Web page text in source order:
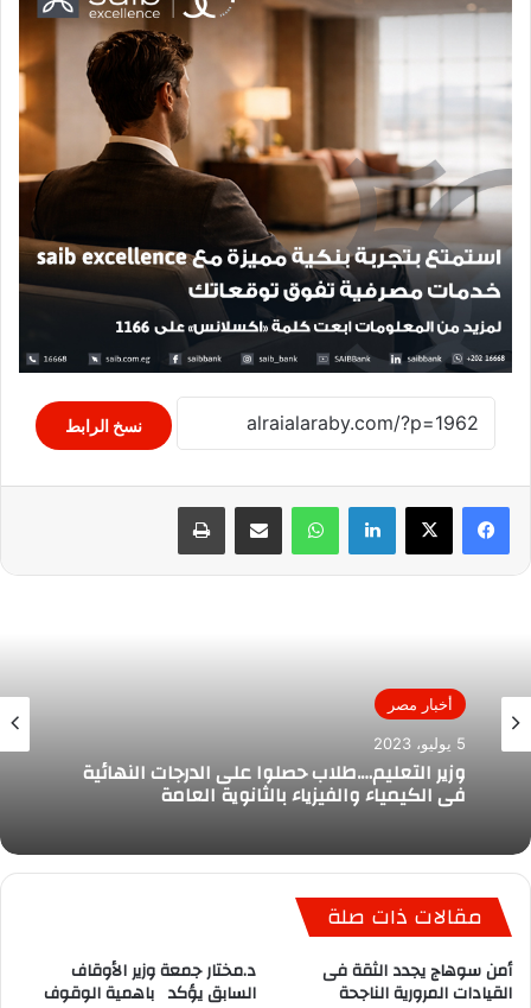
نسخ الرابط
لينكدإن واتساب مشاركة عبر البريد طباعة
أخبار مصر
5 يوليو، 2023
وزير التعليم….طلاب حصلوا على الدرجات النهائية
فى الكيمياء والفيزياء بالثانوية العامة
مقالات ذات صلة
أمن سوهاج يجدد الثقة فى
القيادات المرورية الناجحة
د.مختار جمعة وزير الأوقاف
السابق يؤكد باهمية الوقوف